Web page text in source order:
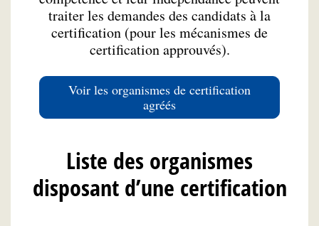
traiter les demandes des candidats à la
certification (pour les mécanismes de
certification approuvés).
Voir les organismes de certification
agréés
Liste des organismes
disposant d’une certification